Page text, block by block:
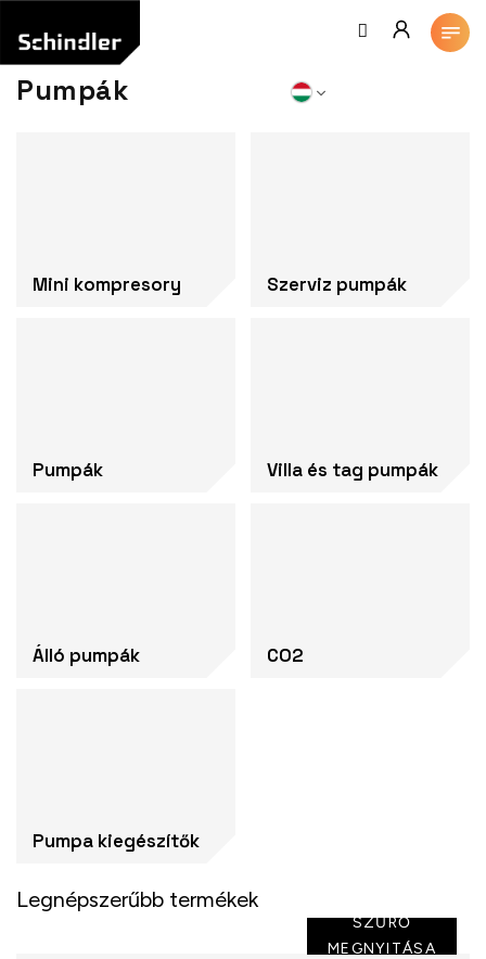
fő
tartalomhoz
Pumpák
Mini kompresory Szerviz pumpák
Pumpák Villa és tag pumpák
Álló pumpák CO2
Pumpa kiegészítők
Legnépszerűbb termékek
SZŰRŐ
MEGNYITÁSA